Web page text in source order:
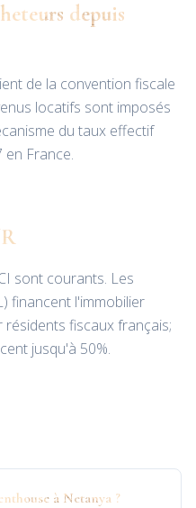
depuis
de la convention fiscale
locatifs sont imposés
du taux effectif
en France.
sont courants. Les
financent l'immobilier
résidents fiscaux français;
jusqu'à 50%.
à Netanya ?